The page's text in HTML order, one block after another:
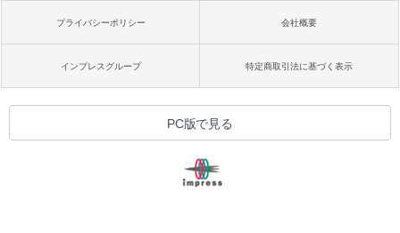
プライバシーポリシー 会社概要
インプレスグループ 特定商取引法に基づく表示
PC版で見る